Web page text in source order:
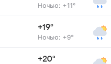
Ночью: +11°
+19°
Ночью: +9°
+20°